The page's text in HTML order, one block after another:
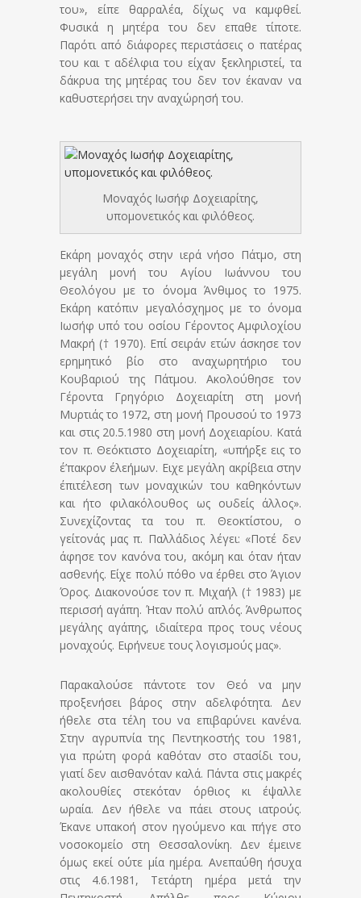
του», είπε θαρραλέα, δίχως να καμφθεί.
Φυσικά η μητέρα του δεν επαθε τίποτε.
Παρότι από διάφορες περιστάσεις ο πατέρας
του και τ αδέλφια του είχαν ξεκληριστεί, τα
δάκρυα της μητέρας του δεν τον έκαναν να
καθυστερήσει την αναχώρησή του.
Μοναχός Ιωσήφ Δοχειαρίτης,
υπομονετικός και φιλόθεος.
Εκάρη μοναχός στην ιερά νήσο Πάτμο, στη
μεγάλη μονή του Αγίου Ιωάννου του
Θεολόγου με το όνομα Άνθιμος το 1975.
Εκάρη κατόπιν μεγαλόσχημος με το όνομα
Ιωσήφ υπό του οσίου Γέροντος Αμφιλοχίου
Μακρή († 1970). Επί σειράν ετών άσκησε τον
ερημητικό βίο στο αναχωρητήριο του
Κουβαριού της Πάτμου. Ακολούθησε τον
Γέροντα Γρηγόριο Δοχειαρίτη στη μονή
Μυρτιάς το 1972, στη μονή Προυσού το 1973
και στις 20.5.1980 στη μονή Δοχειαρίου. Κατά
τον π. Θεόκτιστο Δοχειαρίτη, «υπήρξε εις το
έ’πακρον έλεήμων. Ειχε μεγάλη ακρίβεια στην
έπιτέλεση των μοναχικών του καθηκόντων
και ήτο φιλακόλουθος ως ουδείς άλλος».
Συνεχίζοντας τα του π. Θεοκτίστου, ο
γείτονάς μας π. Παλλάδιος λέγει: «Ποτέ δεν
άφησε τον κανόνα του, ακόμη και όταν ήταν
ασθενής. Είχε πολύ πόθο να έρθει στο Άγιον
Όρος. Διακονούσε τον π. Μιχαήλ († 1983) με
περισσή αγάπη. Ήταν πολύ απλός. Άνθρωπος
μεγάλης αγάπης, ιδιαίτερα προς τους νέους
μοναχούς. Ειρήνευε τους λογισμούς μας».
Παρακαλούσε πάντοτε τον Θεό να μην
προξενήσει βάρος στην αδελφότητα. Δεν
ήθελε στα τέλη του να επιβαρύνει κανένα.
Στην αγρυπνία της Πεντηκοστής του 1981,
για πρώτη φορά καθόταν στο στασίδι του,
γιατί δεν αισθανόταν καλά. Πάντα στις μακρές
ακολουθίες στεκόταν όρθιος κι έψαλλε
ωραία. Δεν ήθελε να πάει στους ιατρούς.
Έκανε υπακοή στον ηγούμενο και πήγε στο
νοσοκομείο στη Θεσσαλονίκη. Δεν έμεινε
όμως εκεί ούτε μία ημέρα. Ανεπαύθη ήσυχα
στις 4.6.1981, Τετάρτη ημέρα μετά την